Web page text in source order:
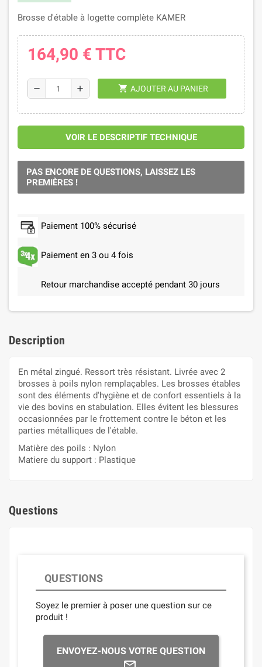
Brosse d'étable à logette complète KAMER
164,90 € TTC
remove add shopping_cart AJOUTER AU PANIER
VOIR LE DESCRIPTIF TECHNIQUE
PAS ENCORE DE QUESTIONS, LAISSEZ LES
PREMIÈRES !
Paiement 100% sécurisé
Paiement en 3 ou 4 fois
Retour marchandise accepté pendant 30 jours
Description
En métal zingué. Ressort très résistant. Livrée avec 2
brosses à poils nylon remplaçables. Les brosses étables
sont des éléments d'hygiène et de confort essentiels à la
vie des bovins en stabulation. Elles évitent les blessures
occasionnées par le frottement contre le béton et les
parties métalliques de l'étable.
Matière des poils : Nylon
Matiere du support : Plastique
Questions
QUESTIONS
Soyez le premier à poser une question sur ce
produit !
ENVOYEZ-NOUS VOTRE QUESTION